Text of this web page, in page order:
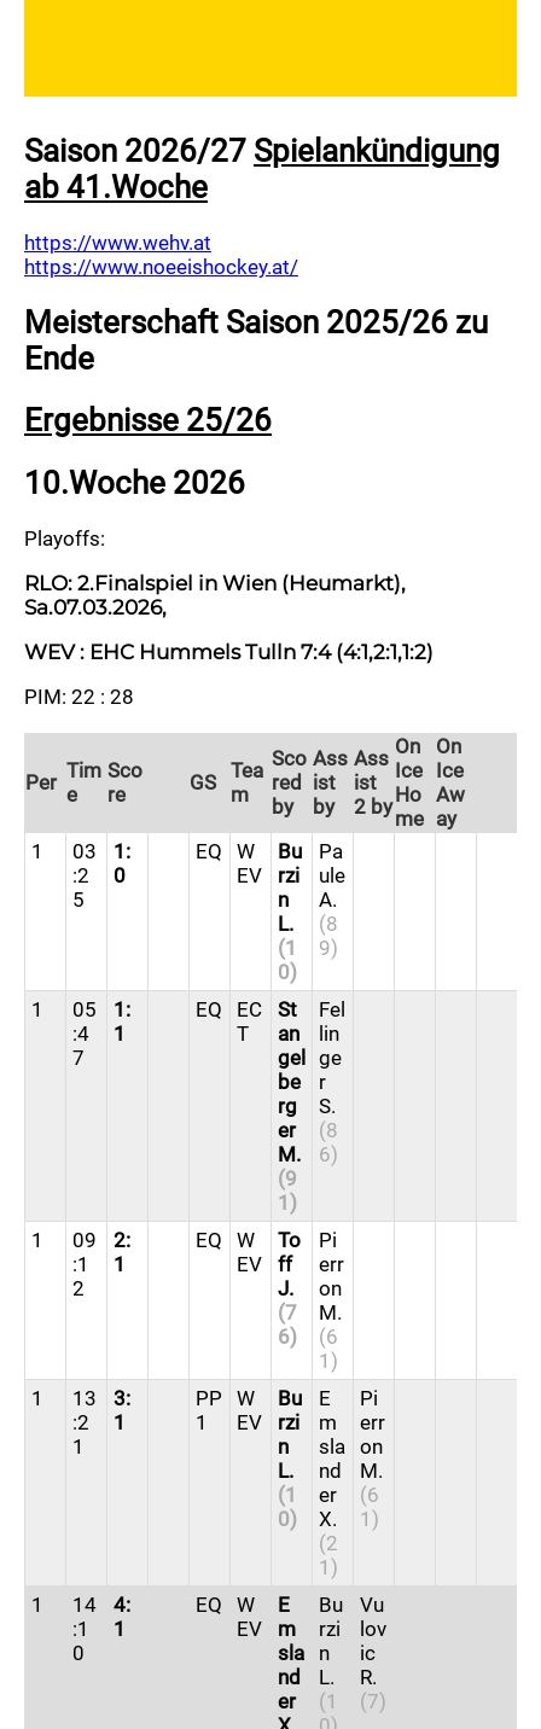
Saison 2026/27 Spielankündigung
ab 41.Woche
https://www.wehv.at
https://www.noeeishockey.at/
Meisterschaft Saison 2025/26 zu
Ende
Ergebnisse 25/26
10.Woche 2026
Playoffs:
RLO: 2.Finalspiel in Wien (Heumarkt),
Sa.07.03.2026,
WEV : EHC Hummels Tulln 7:4 (4:1,2:1,1:2)
PIM: 22 : 28
Per Tim
e
Sco
re
GS Tea
m
Sco
red
by
Ass
ist
by
Ass
ist
2 by
On
Ice
Ho
me
On
Ice
Aw
ay
1
03
:2
5
1:
0
EQ
W
EV
Bu
rzi
n
L.
(1
0)
Pa
ule
A.
(8
9)
1
05
:4
7
1:
1
EQ
EC
T
St
an
gel
be
rg
er
M.
(9
1)
Fel
lin
ge
r
S.
(8
6)
1
09
:1
2
2:
1
EQ
W
EV
To
ff
J.
(7
6)
Pi
err
on
M.
(6
1)
1
13
:2
1
3:
1
PP
1
W
EV
Bu
rzi
n
L.
(1
0)
E
m
sla
nd
er
X.
(2
1)
Pi
err
on
M.
(6
1)
1
14
:1
0
4:
1
EQ
W
EV
E
m
sla
nd
er
Bu
rzi
n
L.
(1
Vu
lov
ic
R.
(7)